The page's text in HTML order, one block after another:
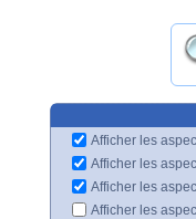
Afficher les
Afficher les
Afficher les
Afficher les